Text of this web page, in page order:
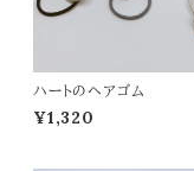
ハートのヘアゴム
¥1,320